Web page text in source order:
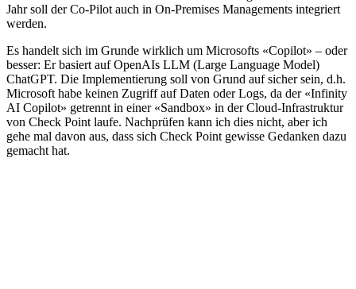
Jahr soll der Co-Pilot auch in On-Premises Managements integriert
werden.
Es handelt sich im Grunde wirklich um Microsofts «Copilot» – oder
besser: Er basiert auf OpenAIs LLM (Large Language Model)
ChatGPT. Die Implementierung soll von Grund auf sicher sein, d.h.
Microsoft habe keinen Zugriff auf Daten oder Logs, da der «Infinity
AI Copilot» getrennt in einer «Sandbox» in der Cloud-Infrastruktur
von Check Point laufe. Nachprüfen kann ich dies nicht, aber ich
gehe mal davon aus, dass sich Check Point gewisse Gedanken dazu
gemacht hat.